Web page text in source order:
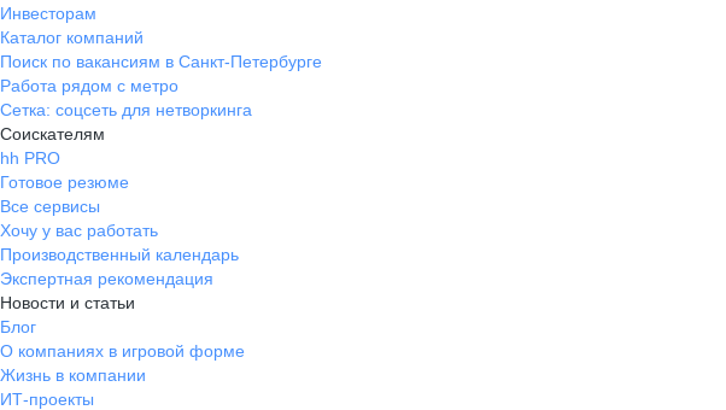
Инвесторам
Каталог компаний
Поиск по вакансиям в Санкт-Петербурге
Работа рядом с метро
Сетка: соцсеть для нетворкинга
Соискателям
hh PRO
Готовое резюме
Все сервисы
Хочу у вас работать
Производственный календарь
Экспертная рекомендация
Новости и статьи
Блог
О компаниях в игровой форме
Жизнь в компании
ИТ-проекты